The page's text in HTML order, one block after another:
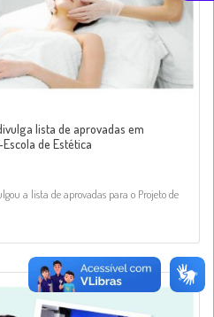
lista de aprovadas em
de Estética
a lista de aprovadas para o Projeto de